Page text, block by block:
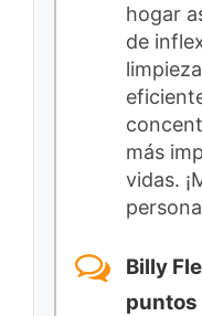
hogar
de
más
vidas.
Billy
puntos